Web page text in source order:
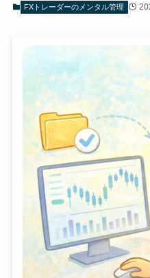
FXトレーダーのメンタル管理